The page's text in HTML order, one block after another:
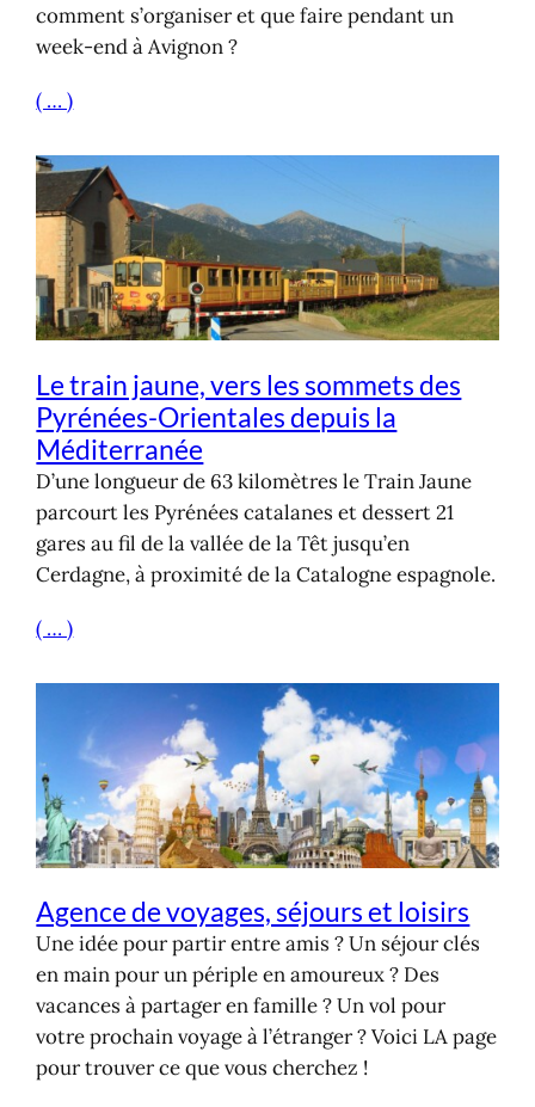
comment s’organiser et que faire pendant un
week-end à Avignon ?
( … )
Le train jaune, vers les sommets des
Pyrénées-Orientales depuis la
Méditerranée
D’une longueur de 63 kilomètres le Train Jaune
parcourt les Pyrénées catalanes et dessert 21
gares au fil de la vallée de la Têt jusqu’en
Cerdagne, à proximité de la Catalogne espagnole.
( … )
Agence de voyages, séjours et loisirs
Une idée pour partir entre amis ? Un séjour clés
en main pour un périple en amoureux ? Des
vacances à partager en famille ? Un vol pour
votre prochain voyage à l’étranger ? Voici LA page
pour trouver ce que vous cherchez !